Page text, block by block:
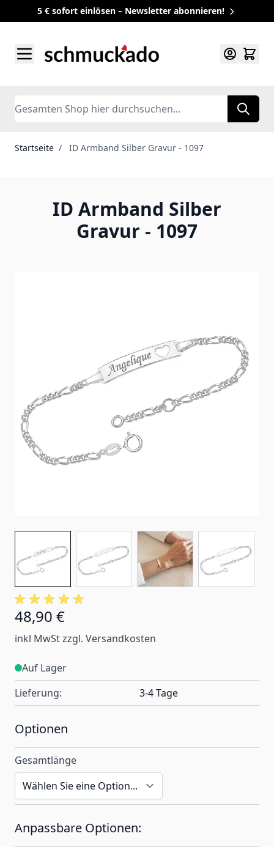
5 € sofort einlösen – Newsletter abonnieren!
Search
Startseite / ID Armband Silber Gravur - 1097
ID Armband Silber
Gravur - 1097
Ab:
48,90 €
inkl MwSt zzgl. Versandkosten
Auf Lager
Lieferung:
3-4 Tage
Optionen
Gesamtlänge
Anpassbare Optionen: